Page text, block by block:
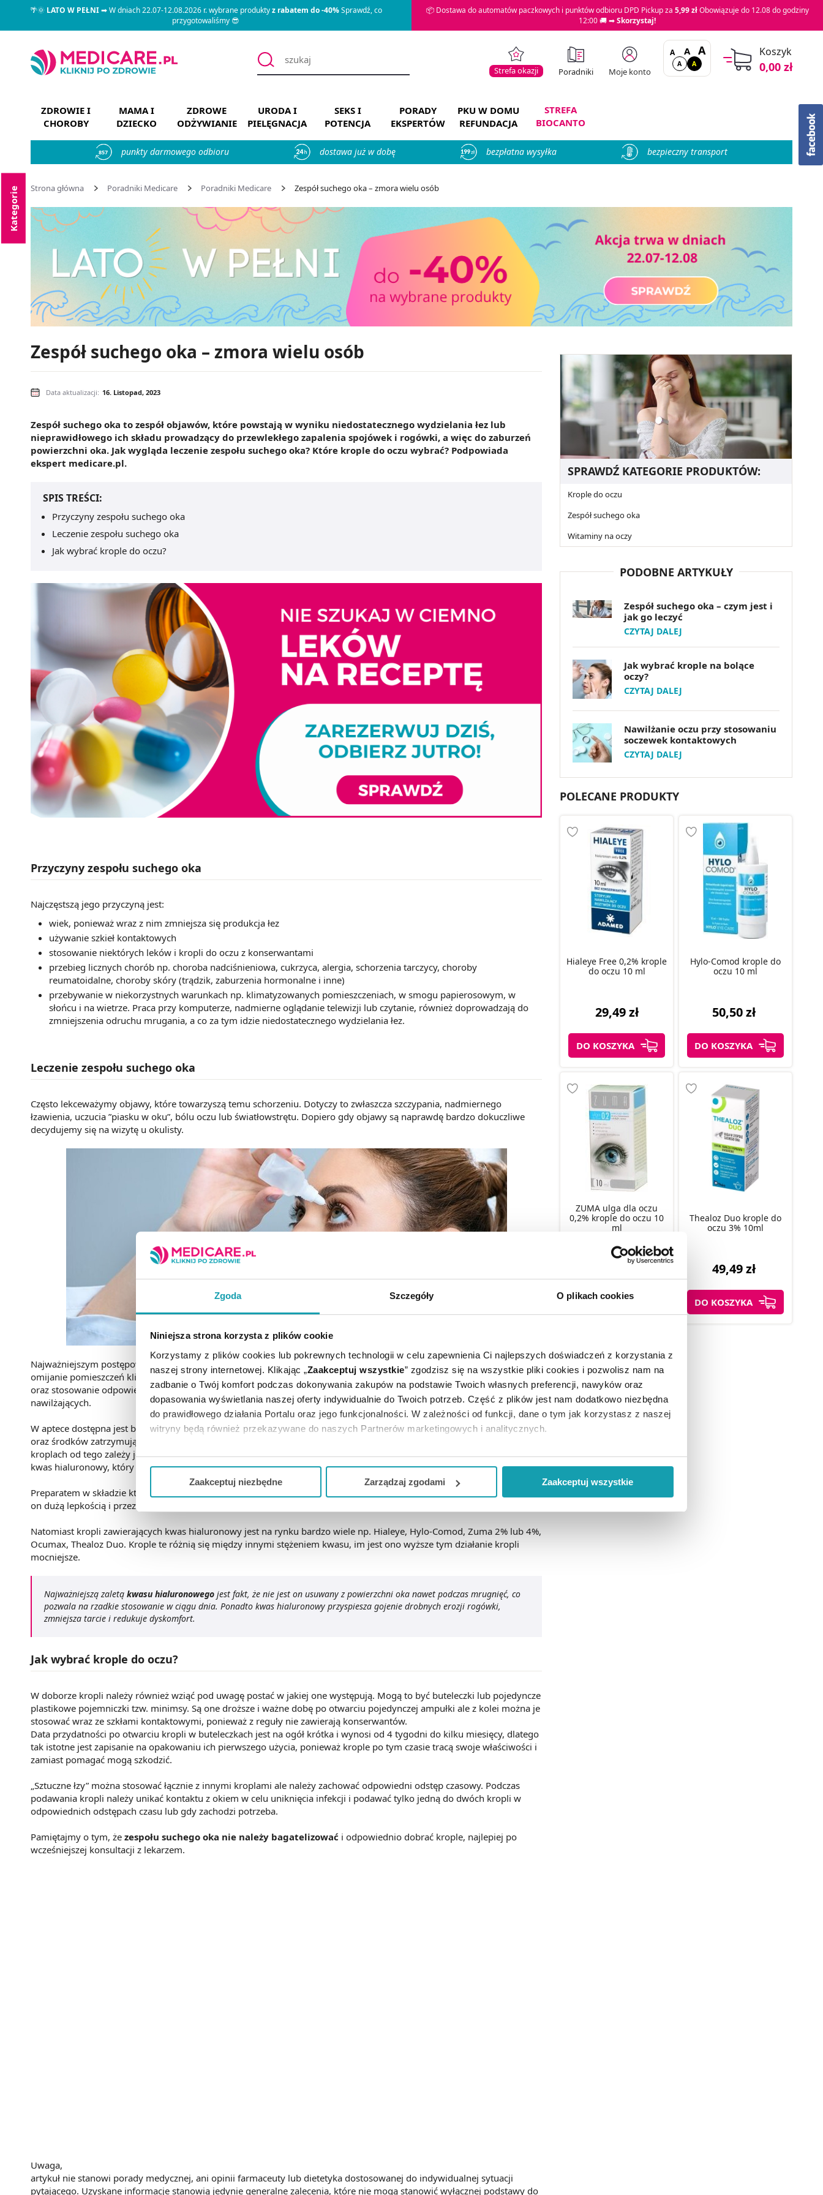
Zgoda Szczegóły O plikach cookies
Niniejsza strona korzysta z plików cookie
Korzystamy z plików cookies lub pokrewnych technologii w celu zapewnienia Ci najlepszych doświadczeń z korzystania z
naszej strony internetowej. Klikając „Zaakceptuj wszystkie” zgodzisz się na wszystkie pliki cookies i pozwolisz nam na
zadbanie o Twój komfort podczas dokonywania zakupów na podstawie Twoich własnych preferencji, nawyków oraz
dopasowania wyświetlania naszej oferty indywidualnie do Twoich potrzeb. Część z plików jest nam dodatkowo niezbędna
do prawidłowego działania Portalu oraz jego funkcjonalności. W zależności od funkcji, dane o tym jak korzystasz z naszej
witryny będą również przekazywane do naszych Partnerów marketingowych i analitycznych.
Jeżeli chcesz dostosować swoją zgodę i wybrać tylko niektóre dodatkowe funkcje, z którymi wiąże się zbieranie danych o
wszystkich funkcjonalności Strony.
Zaakceptuj niezbędne Zarządzaj zgodami Zaakceptuj wszystkie
🌴🌞LATO W PEŁNI➡ W dniach 22.07-12.08.2026 r. wybrane produktyz rabatem do -40%Sprawdź, co
przygotowaliśmy 😎
📦 Dostawa do automatów paczkowych i punktów odbioru DPD Pickup za 5,99 złObowiązuje do 12.08 do godziny
12:00 🚚 ➡Skorzystaj!
Strefa okazji Poradniki Moje konto
A A A
A A
Koszyk
0,00 zł
ZDROWIE I
CHOROBY
MAMA I
DZIECKO
ZDROWE
ODŻYWIANIE
URODA I
PIELĘGNACJA
SEKS I
POTENCJA
PORADY
EKSPERTÓW
PKU W DOMU
REFUNDACJA
STREFA
BIOCANTO
857 punkty darmowego odbioru dostawa już w dobę bezpłatna wysyłka bezpieczny transport
Strona główna Poradniki Medicare Poradniki Medicare Zespół suchego oka – zmora wielu osób
Kategorie
Zespół suchego oka – zmora wielu osób
Data aktualizacji: 16. Listopad, 2023
Zespół suchego oka to zespół objawów, które powstają w wyniku niedostatecznego wydzielania łez lub
nieprawidłowego ich składu prowadzący do przewlekłego zapalenia spojówek i rogówki, a więc do zaburzeń
powierzchni oka. Jak wygląda leczenie zespołu suchego oka? Które krople do oczu wybrać? Podpowiada
ekspert medicare.pl.
SPIS TREŚCI:
Przyczyny zespołu suchego oka
Leczenie zespołu suchego oka
Jak wybrać krople do oczu?
Przyczyny zespołu suchego oka
Najczęstszą jego przyczyną jest:
wiek, ponieważ wraz z nim zmniejsza się produkcja łez
używanie szkieł kontaktowych
stosowanie niektórych leków i kropli do oczu z konserwantami
przebieg licznych chorób np. choroba nadciśnieniowa, cukrzyca, alergia, schorzenia tarczycy, choroby
reumatoidalne, choroby skóry (trądzik, zaburzenia hormonalne i inne)
przebywanie w niekorzystnych warunkach np. klimatyzowanych pomieszczeniach, w smogu papierosowym, w
słońcu i na wietrze. Praca przy komputerze, nadmierne oglądanie telewizji lub czytanie, również doprowadzają do
zmniejszenia odruchu mrugania, a co za tym idzie niedostatecznego wydzielania łez.
Leczenie zespołu suchego oka
Często lekceważymy objawy, które towarzyszą temu schorzeniu. Dotyczy to zwłaszcza szczypania, nadmiernego
łzawienia, uczucia ”piasku w oku”, bólu oczu lub światłowstrętu. Dopiero gdy objawy są naprawdę bardzo dokuczliwe
decydujemy się na wizytę u okulisty.
Najważniejszym postępowaniem w celu eliminacji tych objawów
jest ograniczenie lub eliminacja ich przyczyny, czyli
omijanie pomieszczeń klimatyzowanych, unikane pomieszczeń z suchym powietrzem, osłanianie oczu przed wiatrem
oraz stosowanie odpowiednich filtrów do ekranu komputera. Dodatkową propozycją jest stosowanie kropli
nawilżających.
W aptece dostępna jest bogata oferta tzw „sztucznych łez”.Sztuczne łzysą to krople, które składają się głównie z wody
oraz środków zatrzymujących je na powierzchni oka – polimerów. W zależności od tego jaki polimer znajduje się w
kroplach od tego zależy jego działanie i czas osiadania na oczach. Do tych składników zaliczają się kwas poliakrylowy lub
kwas hialuronowy, który jest fizjologicznym składnikiem struktury oka.
Preparatem w składzie którego znajduje się kwas poliakrylowy jest np. Oftipan w postaci żelu do oczu. Charakteryzuje się
on dużą lepkością i przez to dłużej utrzymuje się na powierzchni oka.
Natomiast kropli zawierających kwas hialuronowy jest na rynku bardzo wiele np. Hialeye, Hylo-Comod, Zuma 2% lub 4%,
Ocumax, Thealoz Duo. Krople te różnią się między innymi stężeniem kwasu, im jest ono wyższe tym działanie kropli
mocniejsze.
Najważniejszą zaletą kwasu hialuronowego jest fakt, że nie jest on usuwany z powierzchni oka nawet podczas mrugnięć, co
pozwala na rzadkie stosowanie w ciągu dnia. Ponadto kwas hialuronowy przyspiesza gojenie drobnych erozji rogówki,
zmniejsza tarcie i redukuje dyskomfort.
Jak wybrać krople do oczu?
W doborze kropli należy również wziąć pod uwagę postać w jakiej one występują. Mogą to być buteleczki lub pojedyncze
plastikowe pojemniczki tzw. minimsy. Są one droższe i ważne dobę po otwarciu pojedynczej ampułki ale z kolei można je
stosować wraz ze szkłami kontaktowymi, ponieważ z reguły nie zawierają konserwantów.
Data przydatności po otwarciu kropli w buteleczkach jest na ogół krótka i wynosi od 4 tygodni do kilku miesięcy, dlatego
tak istotne jest zapisanie na opakowaniu ich pierwszego użycia, ponieważ krople po tym czasie tracą swoje właściwości i
zamiast pomagać mogą szkodzić.
„Sztuczne łzy” można stosować łącznie z innymi kroplami ale należy zachować odpowiedni odstęp czasowy. Podczas
podawania kropli należy unikać kontaktu z okiem w celu uniknięcia infekcji i podawać tylko jedną do dwóch kropli w
odpowiednich odstępach czasu lub gdy zachodzi potrzeba.
Pamiętajmy o tym, że zespołu suchego oka nie należy bagatelizować i odpowiednio dobrać krople, najlepiej po
wcześniejszej konsultacji z lekarzem.
Uwaga,
artykuł nie stanowi porady medycznej, ani opinii farmaceuty lub dietetyka dostosowanej do indywidualnej sytuacji
pytającego. Uzyskane informacje stanowią jedynie generalne zalecenia, które nie mogą stanowić wyłącznej podstawy do
SPRAWDŹ KATEGORIE PRODUKTÓW:
Krople do oczu
Zespół suchego oka
Witaminy na oczy
PODOBNE ARTYKUŁY
Zespół suchego oka – czym jest i
jak go leczyć
CZYTAJ DALEJ
Jak wybrać krople na bolące
oczy?
CZYTAJ DALEJ
Nawilżanie oczu przy stosowaniu
soczewek kontaktowych
CZYTAJ DALEJ
POLECANE PRODUKTY
Hialeye Free 0,2% krople
do oczu 10 ml
29,49 zł
DO KOSZYKA
Hylo-Comod krople do
oczu 10 ml
50,50 zł
DO KOSZYKA
ZUMA ulga dla oczu
0,2% krople do oczu 10
ml
16,99 zł
DO KOSZYKA
Thealoz Duo krople do
oczu 3% 10ml
49,49 zł
DO KOSZYKA